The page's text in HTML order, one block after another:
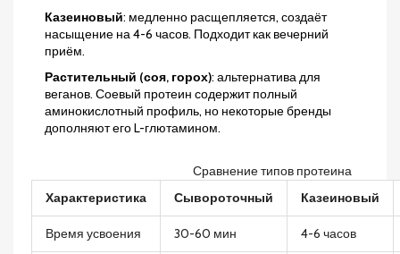
Казеиновый: медленно расщепляется, создаёт
насыщение на 4-6 часов. Подходит как вечерний
приём.
Растительный (соя, горох): альтернатива для
веганов. Соевый протеин содержит полный
аминокислотный профиль, но некоторые бренды
дополняют его L-глютамином.
Сравнение типов протеина
Характеристика
Сывороточный Казеиновый
Время усвоения 30-60 мин 4-6 часов